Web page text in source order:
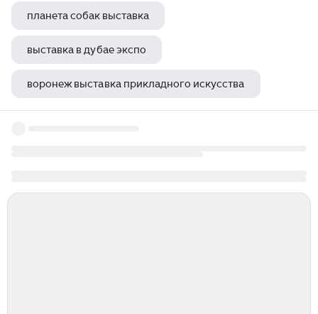
планета собак выставка
выставка в дубае экспо
воронеж выставка прикладного искусства